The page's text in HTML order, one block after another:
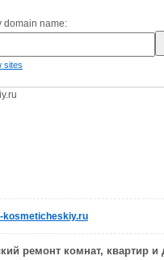
domain name:
sites
kosmeticheskiy.ru
ремонт комнат, квартир